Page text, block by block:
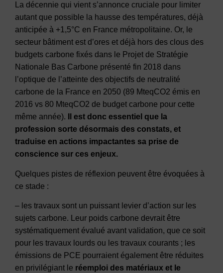
La décennie qui vient s’annonce cruciale pour limiter
autant que possible la hausse des températures, déjà
anticipée à +1,5°C en France métropolitaine. Or, le
secteur bâtiment est d’ores et déjà hors des clous des
budgets carbone fixés dans le Projet de Stratégie
Nationale Bas Carbone présenté fin 2018 dans
l’optique de l’atteinte des objectifs de neutralité
carbone de la France en 2050 (89 MteqCO2 émis en
2016 vs 80 MteqCO2 de budget carbone pour cette
même année).
Il est donc essentiel que la
profession sorte désormais des constats, et
traduise en actions impactantes sa prise de
conscience sur ces enjeux.
Quelques pistes de réflexion peuvent être évoquées à
ce stade :
– les travaux sont un puissant levier d’action sur les
sujets carbone. Leur poids carbone devrait être
systématiquement évalué avant validation, que ce soit
pour les travaux lourds ou les travaux courants ; les
émissions de PCE pourraient également être réduites
en privilégiant le réemploi des matériaux et le